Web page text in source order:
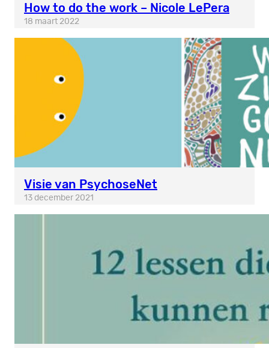
How to do the work – Nicole LePera
18 maart 2022
Visie van PsychoseNet
13 december 2021